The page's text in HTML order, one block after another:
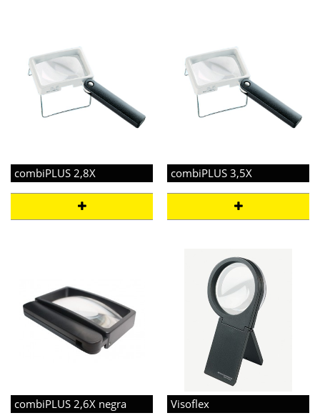
combiPLUS 2,8X combiPLUS 3,5X
combiPLUS 2,6X negra Visoflex